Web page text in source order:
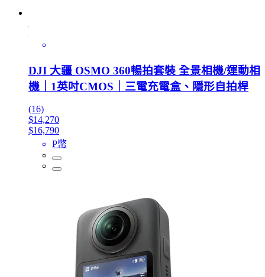
DJI 大疆 OSMO 360暢拍套裝 全景相機/運動相
機｜1英吋CMOS｜三電充電盒、隱形自拍桿
(16)
$14,270
$16,790
P幣